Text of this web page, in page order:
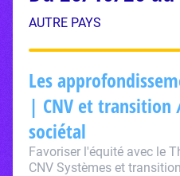
AUTRE PAYS
Les
| CNV et transition
sociétal
Favoriser l'équité avec le
CNV Systèmes et